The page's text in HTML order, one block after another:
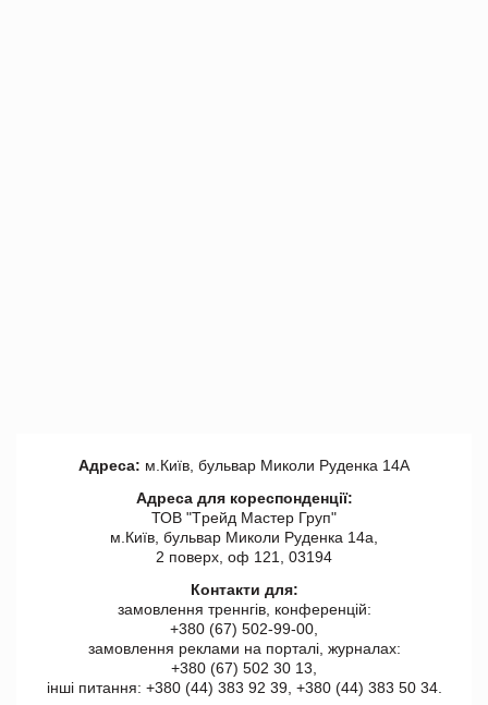
Адреса: м.Київ, бульвар Миколи Руденка 14А
Адреса для кореспонденції:
ТОВ "Tрейд Мастер Груп"
м.Київ, бульвар Миколи Руденка 14а,
2 поверх, оф 121, 03194
Контакти для:
замовлення треннгів, конференцій:
+380 (67) 502-99-00,
замовлення реклами на порталі, журналах:
+380 (67) 502 30 13,
інші питання: +380 (44) 383 92 39, +380 (44) 383 50 34.